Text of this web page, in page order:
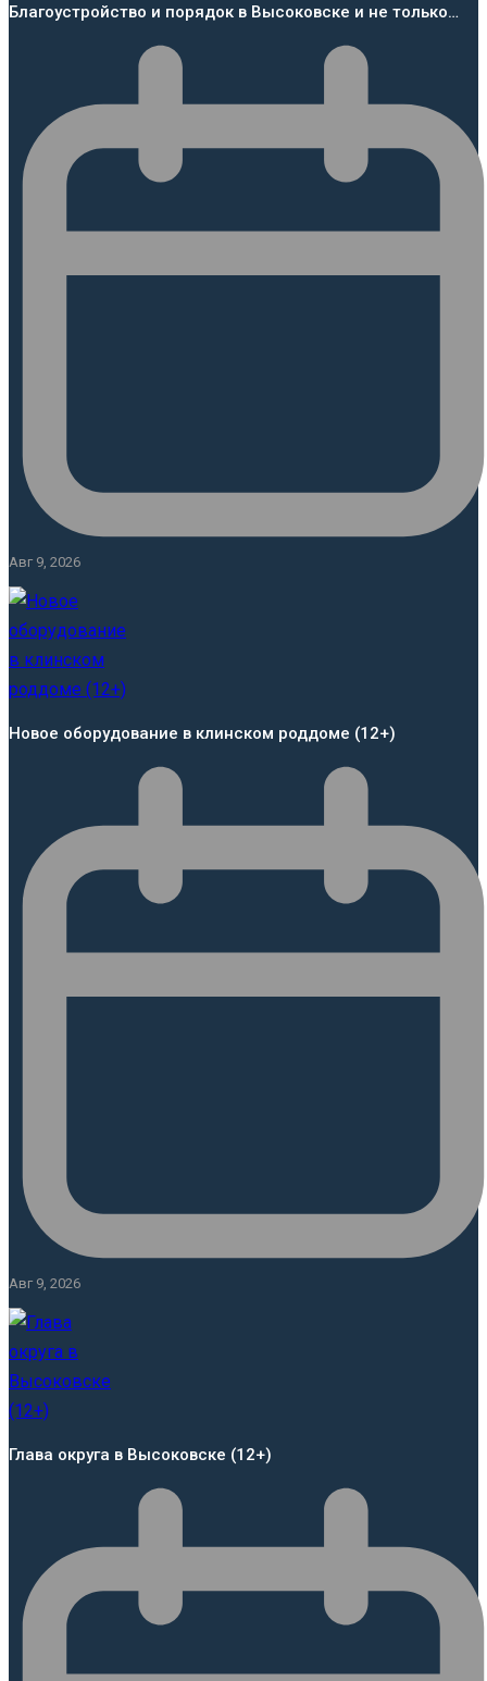
Благоустройство и порядок в Высоковске и не только…
Авг 9, 2026
Новое оборудование в клинском роддоме (12+)
Авг 9, 2026
Глава округа в Высоковске (12+)